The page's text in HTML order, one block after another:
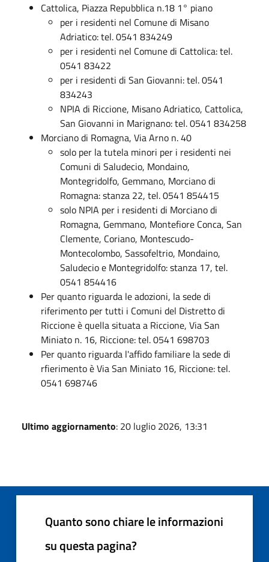
Cattolica, Piazza Repubblica n.18 1° piano
per i residenti nel Comune di Misano
Adriatico: tel. 0541 834249
per i residenti nel Comune di Cattolica: tel.
0541 83422
per i residenti di San Giovanni: tel. 0541
834243
NPIA di Riccione, Misano Adriatico, Cattolica,
San Giovanni in Marignano: tel. 0541 834258
Morciano di Romagna, Via Arno n. 40
solo per la tutela minori per i residenti nei
Comuni di Saludecio, Mondaino,
Montegridolfo, Gemmano, Morciano di
Romagna: stanza 22, tel. 0541 854415
solo NPIA per i residenti di Morciano di
Romagna, Gemmano, Montefiore Conca, San
Clemente, Coriano, Montescudo-
Montecolombo, Sassofeltrio, Mondaino,
Saludecio e Montegridolfo: stanza 17, tel.
0541 854416
Per quanto riguarda le adozioni, la sede di
riferimento per tutti i Comuni del Distretto di
Riccione è quella situata a Riccione, Via San
Miniato n. 16, Riccione: tel. 0541 698703
Per quanto riguarda l'affido familiare la sede di
rfierimento è Via San Miniato 16, Riccione: tel.
0541 698746
Ultimo aggiornamento: 20 luglio 2026, 13:31
Quanto sono chiare le informazioni
su questa pagina?